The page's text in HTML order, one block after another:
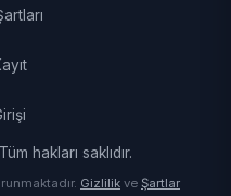
hakları saklıdır.
Gizlilik ve Şartlar